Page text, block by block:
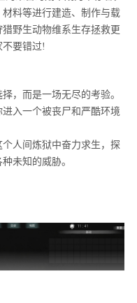
料等进行建造、制作与载
野生动物维系生存拯救更
不要错过!
，而是一场无尽的考验。
入一个被丧尸和严酷环境
人间炼狱中奋力求生，探
未知的威胁。